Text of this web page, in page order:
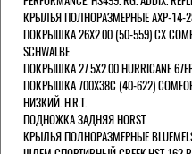
КРЫЛЬЯ ПОЛНОРАЗМЕРНЫЕ AXP-14-
ПОКРЫШКА 26X2.00 (50-559) CX COMP
SCHWALBE
ПОКРЫШКА 27.5X2.00 HURRICANE
ПОКРЫШКА 700X38С (40-622)
НИЗКИЙ. H.R.T.
ПОДНОЖКА ЗАДНЯЯ HORST
КРЫЛЬЯ ПОЛНОРАЗМЕРНЫЕ